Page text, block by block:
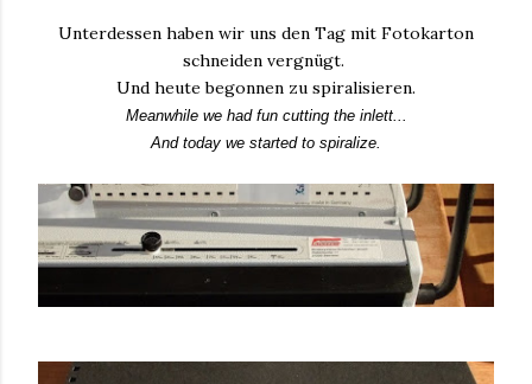
Unterdessen haben wir uns den Tag mit Fotokarton
schneiden vergnügt.
Und heute begonnen zu spiralisieren.
Meanwhile we had fun cutting the inlett...
And today we started to spiralize.